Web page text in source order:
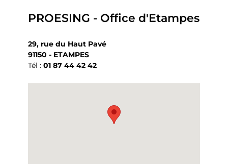
PROESING - Office d'Etampes
29, rue du Haut Pavé
91150 - ETAMPES
Tél : 01 87 44 42 42